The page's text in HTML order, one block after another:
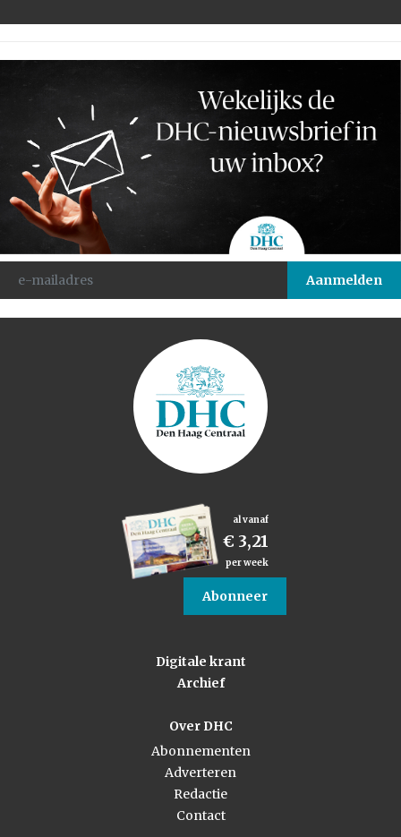
al vanaf
€ 3,21
per week
Abonneer
Digitale krant
Archief
Over DHC
Abonnementen
Adverteren
Redactie
Contact